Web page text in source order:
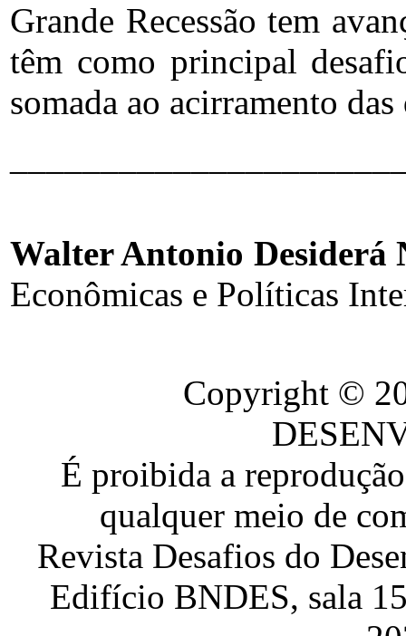
Grande Recessão tem
têm como principal
somada ao acirramento
Walter Antonio Desiderá
Econômicas e Políticas
Copyright ©
É proibida a
qualquer meio de
Revista Desafios do
Edifício BNDES, sala